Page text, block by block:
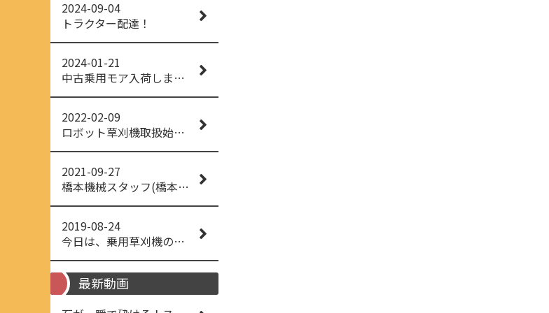
2024-09-04
トラクター配達！
2024-01-21
中古乗用モア入荷しました！
2022-02-09
ロボット草刈機取扱始めました！
2021-09-27
橋本機械スタッフ(橋本機械(株))
2019-08-24
今日は、乗用草刈機の納品でした！ 流行りの、4WD！ #イセキアグリ #オーレック #四駆 #増税間近
最新動画